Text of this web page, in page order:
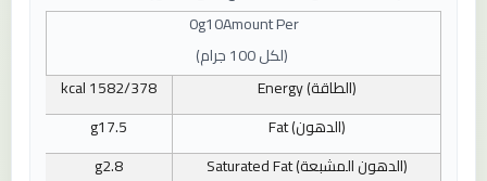
Amount Per
10
0g
(لكل 100 جرام
)
(الطاقة)Energy
1582/378
kcal
(الدهون)Fat
17.5
g
(الدهون المشبعة)Saturated Fat
2.8
g